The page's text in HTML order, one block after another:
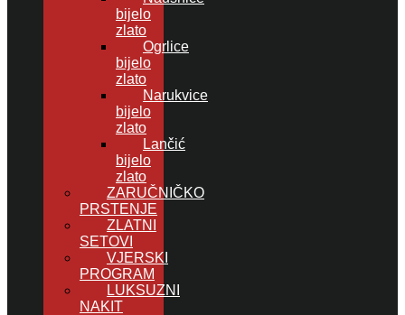
bijelo
zlato
Ogrlice
bijelo
zlato
Narukvice
bijelo
zlato
Lančić
bijelo
zlato
ZARUČNIČKO
PRSTENJE
ZLATNI
SETOVI
VJERSKI
PROGRAM
LUKSUZNI
NAKIT